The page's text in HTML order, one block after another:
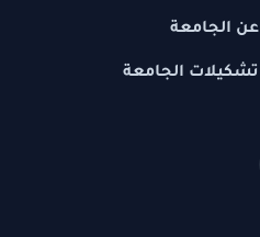
عن الجامعة
تشكيلات الجامعة